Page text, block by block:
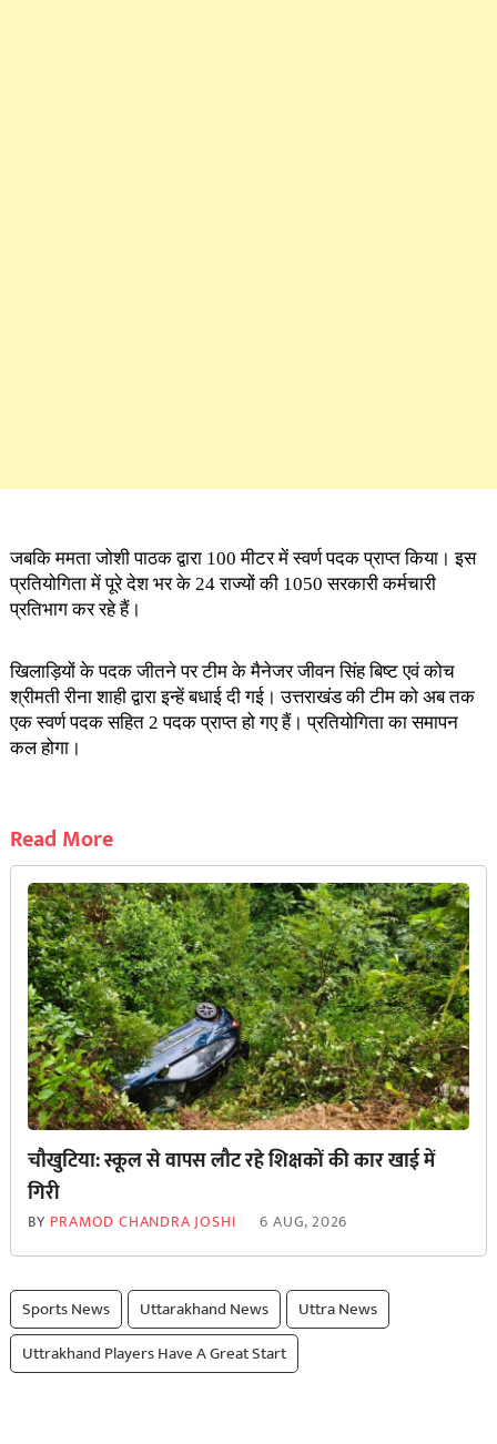
जबकि ममता जोशी पाठक द्वारा 100 मीटर में स्वर्ण पदक प्राप्त किया। इस
प्रतियोगिता में पूरे देश भर के 24 राज्यों की 1050 सरकारी कर्मचारी
प्रतिभाग कर रहे हैं।
खिलाड़ियों के पदक जीतने पर टीम के मैनेजर जीवन सिंह बिष्ट एवं कोच
श्रीमती रीना शाही द्वारा इन्हें बधाई दी गई। उत्तराखंड की टीम को अब तक
एक स्वर्ण पदक सहित 2 पदक प्राप्त हो गए हैं। प्रतियोगिता का समापन
कल होगा।
Read More
चौखुटिया: स्कूल से वापस लौट रहे शिक्षकों की कार खाई में
गिरी
BY PRAMOD CHANDRA JOSHI 6 AUG, 2026
Sports News Uttarakhand News
Uttra News
Uttrakhand Players Have A Great Start